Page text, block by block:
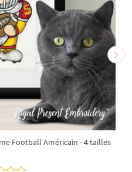
Football Américain - 4 tailles